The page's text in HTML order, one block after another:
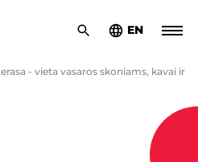
EN
- vieta vasaros skoniams, kavai ir